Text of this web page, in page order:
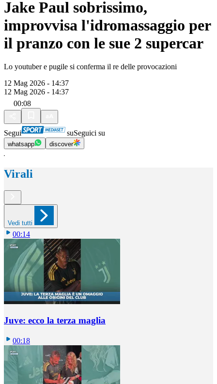
Jake Paul sobrissimo,
improvvisa l'idromassaggio per
il pranzo con le sue 2 supercar
Lo youtuber e pugile si conferma il re delle provocazioni
12 Mag 2026 - 14:37
12 Mag 2026 - 14:37
00:08
Segui suSeguici su
whatsapp discover
Virali
Vedi tutti
00:14
Juve: ecco la terza maglia
00:18